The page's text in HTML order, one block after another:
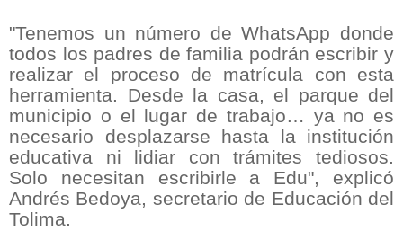
"Tenemos un número de WhatsApp donde
todos los padres de familia podrán escribir y
realizar el proceso de matrícula con esta
herramienta. Desde la casa, el parque del
municipio o el lugar de trabajo… ya no es
necesario desplazarse hasta la institución
educativa ni lidiar con trámites tediosos.
Solo necesitan escribirle a Edu", explicó
Andrés Bedoya, secretario de Educación del
Tolima.